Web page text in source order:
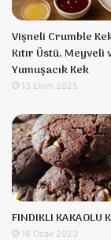
Vişneli Crumble
Kıtır Üstü, Meyveli
Yumuşacık Kek
13 Ekim 2025
FINDIKLI KAKAOLU
16 Ocak 2023